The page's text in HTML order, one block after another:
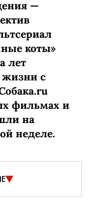
на этой
«Теда
Райана